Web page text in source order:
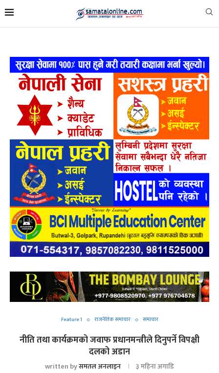
Feature 1 राजनैतिक समाचार समाचार
नीति तथा कार्यक्रमको जवाफ प्रधानमन्त्रीले दिनुपर्ने विपक्षी
दलको अडान
written byसमतल अनलाइन ३ महिना अगाडि